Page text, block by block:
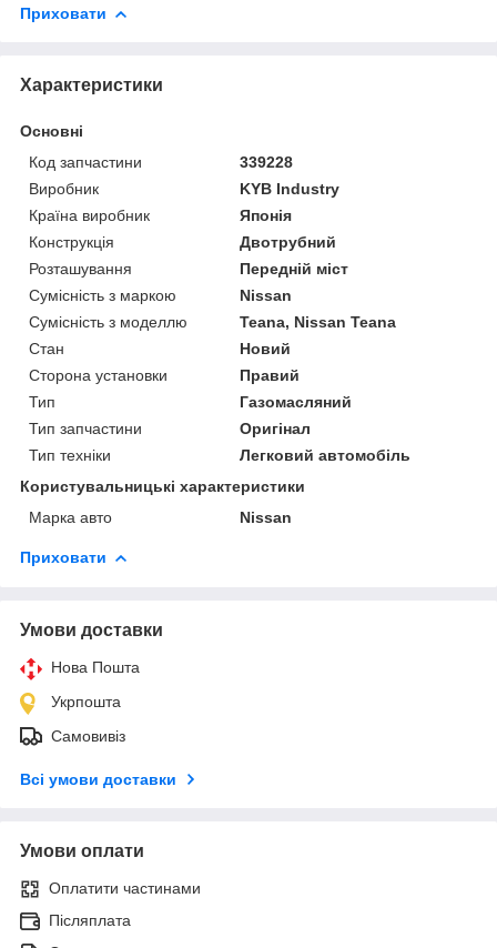
Приховати
Характеристики
Основні
Код запчастини
339228
Виробник
KYB Industry
Країна виробник
Японія
Конструкція
Двотрубний
Розташування
Передній міст
Сумісність з маркою
Nissan
Сумісність з моделлю
Teana, Nissan Teana
Стан
Новий
Сторона установки
Правий
Тип
Газомасляний
Тип запчастини
Оригінал
Тип техніки
Легковий автомобіль
Користувальницькі характеристики
Марка авто
Nissan
Приховати
Умови доставки
Нова Пошта
Укрпошта
Самовивіз
Всі умови доставки
Умови оплати
Оплатити частинами
Післяплата